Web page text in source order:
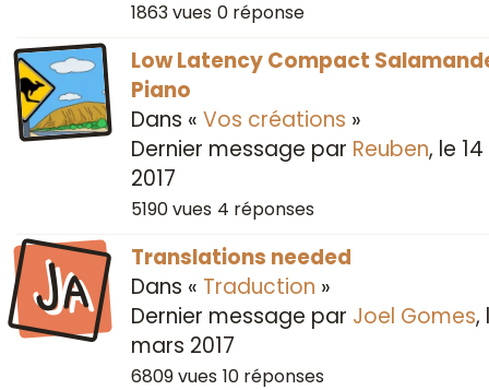
1863vues 0 réponse
Low Latency Compact
Piano
Dans « Vos créations »
Dernier message par Reuben, le
2017
5190vues 4 réponses
Ja
Translations needed
Dans « Traduction »
Dernier message par Joel Gomes,
mars 2017
6809vues 10 réponses